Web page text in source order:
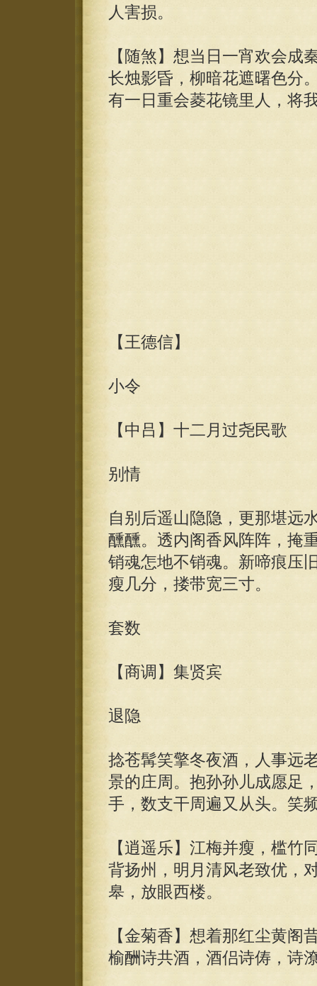
人害损。
【随煞】想当日一宵欢会成
长烛影昏，柳暗花遮曙色分
有一日重会菱花镜里人，将
【王德信】
小令
【中吕】十二月过尧民歌
别情
自别后遥山隐隐，更那堪远
醺醺。透内阁香风阵阵，掩
销魂怎地不销魂。新啼痕压
瘦几分，搂带宽三寸。
套数
【商调】集贤宾
退隐
捻苍髯笑擎冬夜酒，人事远
景的庄周。抱孙孙儿成愿足
手，数支干周遍又从头。笑
【逍遥乐】江梅并瘦，槛竹
背扬州，明月清风老致优，
皋，放眼西楼。
【金菊香】想着那红尘黄阁
榆酬诗共酒，酒侣诗俦，诗